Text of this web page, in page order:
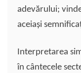
adevărului;
aceiaşi
Interpretarea
în cântecele